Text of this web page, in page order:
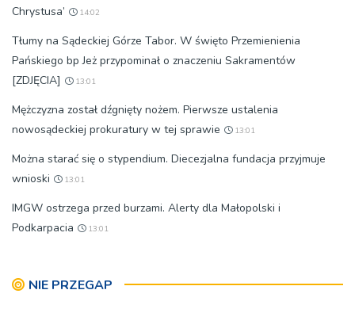
Chrystusa’
14:02
Tłumy na Sądeckiej Górze Tabor. W święto Przemienienia
Pańskiego bp Jeż przypominał o znaczeniu Sakramentów
[ZDJĘCIA]
13:01
Mężczyzna został dźgnięty nożem. Pierwsze ustalenia
nowosądeckiej prokuratury w tej sprawie
13:01
Można starać się o stypendium. Diecezjalna fundacja przyjmuje
wnioski
13:01
IMGW ostrzega przed burzami. Alerty dla Małopolski i
Podkarpacia
13:01
NIE PRZEGAP